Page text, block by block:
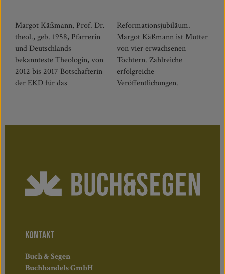
Margot Käßmann, Prof. Dr.
theol., geb. 1958, Pfarrerin
und Deutschlands
bekannteste Theologin, von
2012 bis 2017 Botschafterin
der EKD für das
Reformationsjubiläum.
Margot Käßmann ist Mutter
von vier erwachsenen
Töchtern. Zahlreiche
erfolgreiche
Veröffentlichungen.
KONTAKT
Buch & Segen
Buchhandels GmbH